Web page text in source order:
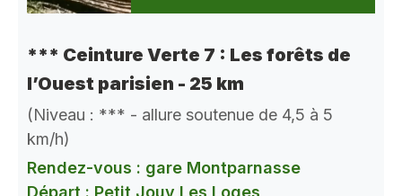
*** Ceinture Verte 7 : Les forêts de
l’Ouest parisien - 25 km
(Niveau : *** - allure soutenue de 4,5 à 5
km/h)
Rendez-vous : gare Montparnasse
Départ : Petit Jouy Les Loges